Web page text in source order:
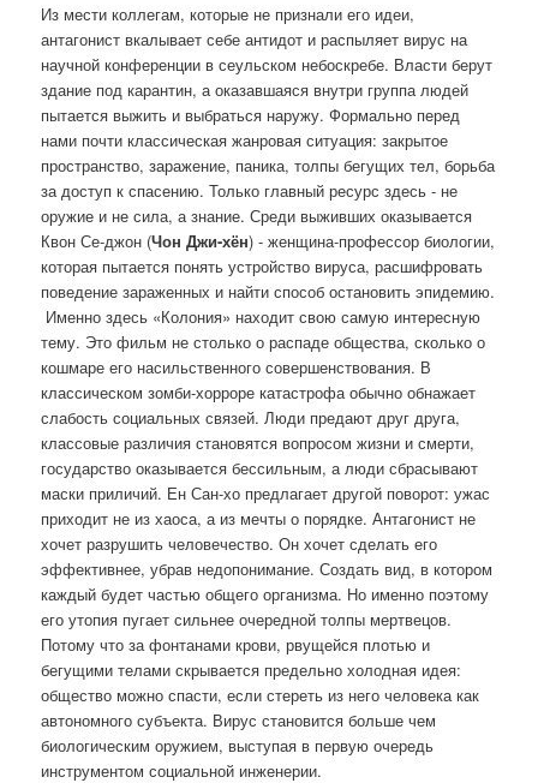
Из мести коллегам, которые не признали его идеи,
антагонист вкалывает себе антидот и распыляет вирус на
научной конференции в сеульском небоскребе. Власти берут
здание под карантин, а оказавшаяся внутри группа людей
пытается выжить и выбраться наружу. Формально перед
нами почти классическая жанровая ситуация: закрытое
пространство, заражение, паника, толпы бегущих тел, борьба
за доступ к спасению. Только главный ресурс здесь - не
оружие и не сила, а знание. Среди выживших оказывается
Квон Се-джон (Чон Джи-хён) - женщина-профессор биологии,
которая пытается понять устройство вируса, расшифровать
поведение зараженных и найти способ остановить эпидемию.
Именно здесь «Колония» находит свою самую интересную
тему. Это фильм не столько о распаде общества, сколько о
кошмаре его насильственного совершенствования. В
классическом зомби-хорроре катастрофа обычно обнажает
слабость социальных связей. Люди предают друг друга,
классовые различия становятся вопросом жизни и смерти,
государство оказывается бессильным, а люди сбрасывают
маски приличий. Ен Сан-хо предлагает другой поворот: ужас
приходит не из хаоса, а из мечты о порядке. Антагонист не
хочет разрушить человечество. Он хочет сделать его
эффективнее, убрав недопонимание. Создать вид, в котором
каждый будет частью общего организма. Но именно поэтому
его утопия пугает сильнее очередной толпы мертвецов.
Потому что за фонтанами крови, рвущейся плотью и
бегущими телами скрывается предельно холодная идея:
общество можно спасти, если стереть из него человека как
автономного субъекта. Вирус становится больше чем
биологическим оружием, выступая в первую очередь
инструментом социальной инженерии.